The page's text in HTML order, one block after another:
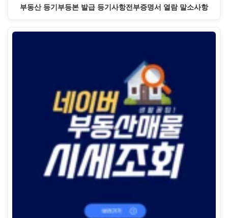
부동산 등기부등본 발급 등기사항전부증명서 열람 말소사항